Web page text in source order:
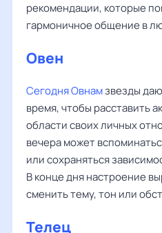
рекомендации, которые
гармоничное общение в
Овен
Сегодня Овнамзвезды
время, чтобы расставить
области своих личных
вечера может
или сохраняться
В конце дня настроение
сменить тему, тон или
Телец